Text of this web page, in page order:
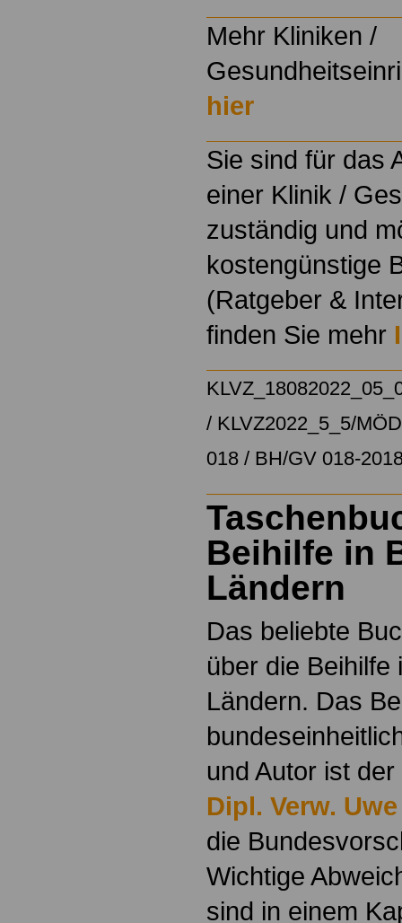
Mehr Kliniken /
hier
Sie sind für das
einer Klinik /
zuständig und
kostengünstige
(Ratgeber &
finden Sie mehr
/ KLVZ2022_5_5/
018 / BH/GV 018-
Beihilfe in
Ländern
Das beliebte
über die Beihilfe
Ländern. Das
und Autor ist der
Dipl. Verw.
die
Wichtige
sind in einem